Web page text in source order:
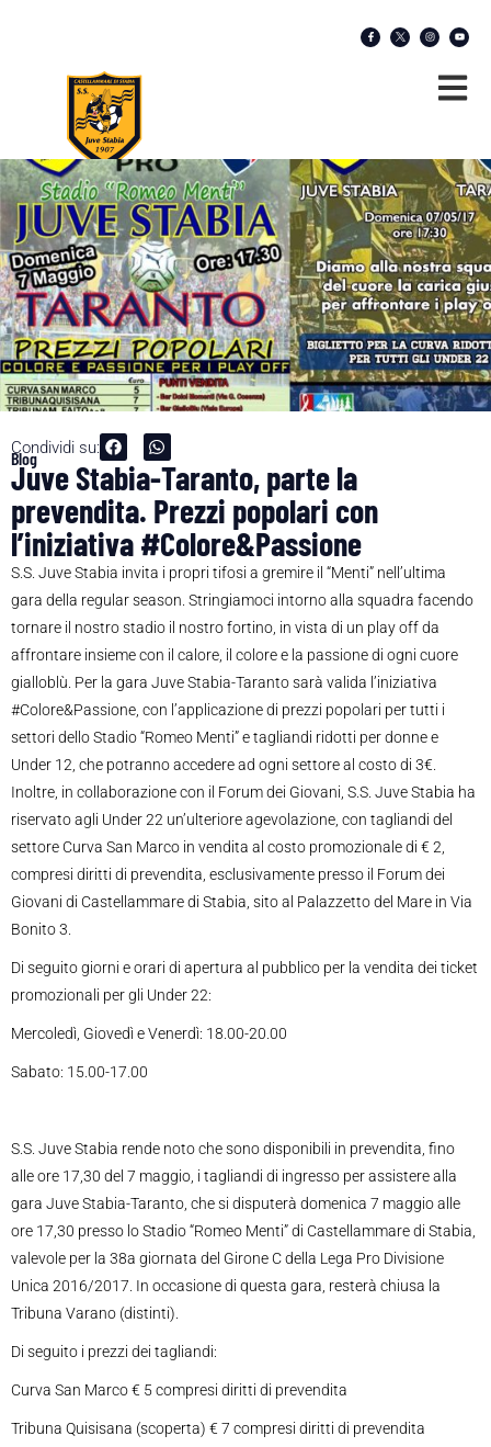
Condividi su:
Blog
Juve Stabia-Taranto, parte la
prevendita. Prezzi popolari con
l’iniziativa #Colore&Passione
S.S. Juve Stabia invita i propri tifosi a gremire il “Menti” nell’ultima
gara della regular season. Stringiamoci intorno alla squadra facendo
tornare il nostro stadio il nostro fortino, in vista di un play off da
affrontare insieme con il calore, il colore e la passione di ogni cuore
gialloblù. Per la gara Juve Stabia-Taranto sarà valida l’iniziativa
#Colore&Passione, con l’applicazione di prezzi popolari per tutti i
settori dello Stadio “Romeo Menti” e tagliandi ridotti per donne e
Under 12, che potranno accedere ad ogni settore al costo di 3€.
Inoltre, in collaborazione con il Forum dei Giovani, S.S. Juve Stabia ha
riservato agli Under 22 un’ulteriore agevolazione, con tagliandi del
settore Curva San Marco in vendita al costo promozionale di € 2,
compresi diritti di prevendita, esclusivamente presso il Forum dei
Giovani di Castellammare di Stabia, sito al Palazzetto del Mare in Via
Bonito 3.
Di seguito giorni e orari di apertura al pubblico per la vendita dei ticket
promozionali per gli Under 22:
Mercoledì, Giovedì e Venerdì: 18.00-20.00
Sabato: 15.00-17.00
S.S. Juve Stabia rende noto che sono disponibili in prevendita, fino
alle ore 17,30 del 7 maggio, i tagliandi di ingresso per assistere alla
gara Juve Stabia-Taranto, che si disputerà domenica 7 maggio alle
ore 17,30 presso lo Stadio “Romeo Menti” di Castellammare di Stabia,
valevole per la 38a giornata del Girone C della Lega Pro Divisione
Unica 2016/2017. In occasione di questa gara, resterà chiusa la
Tribuna Varano (distinti).
Di seguito i prezzi dei tagliandi:
Curva San Marco € 5 compresi diritti di prevendita
Tribuna Quisisana (scoperta) € 7 compresi diritti di prevendita